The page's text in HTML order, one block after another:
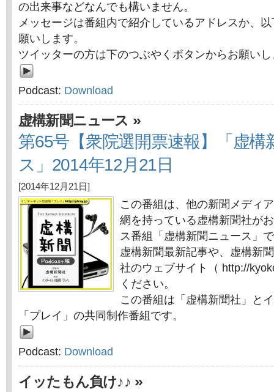
の出来事などなんでも構いません。
メッセージは番組内で紹介しているアドレスか、
願いします。
ツイッターの方は下のつぶやくボタンからお願い
Podcast: Download
虚構新聞ニュース »
第65号【衆院選開票速報】「虚構
ス」2014年12月21日
[2014年12月21日]
この番組は、他の新聞メディ
網を持っている虚構新聞社が
ス番組「虚構新聞ニュース」
虚構新聞最新記事や、虚構新
社のウェブサイト（ http://
ください。
この番組は「虚構新聞社」と
「プレイ」の共同制作番組です。
Podcast: Download
イッたもん負け♪♪ »